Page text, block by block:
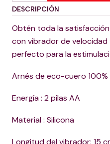
DESCRIPCIÓN
Obtén toda la
con vibrador de velocidad
perfecto para la
Arnés de eco-cuero 100%
Energía : 2 pilas AA
Material : Silicona
Longitud del vibrador: 15